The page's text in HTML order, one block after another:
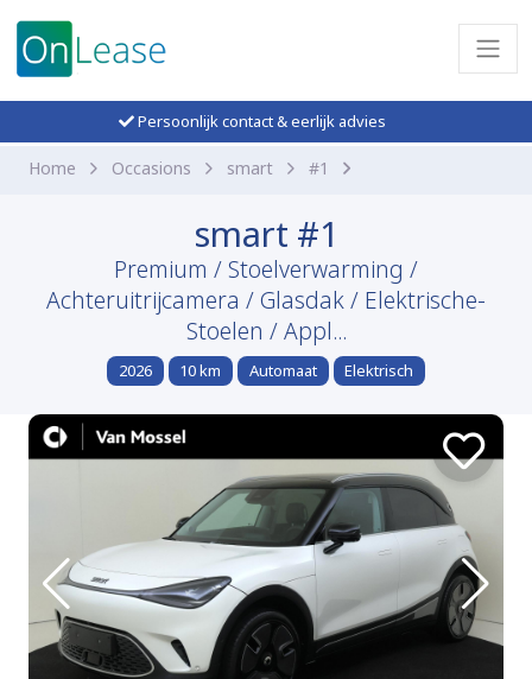
Persoonlijk contact & eerlijk advies
Home Occasions smart #1
smart #1
Premium / Stoelverwarming /
Achteruitrijcamera / Glasdak / Elektrische-
Stoelen / Appl...
2026 10 km Automaat Elektrisch